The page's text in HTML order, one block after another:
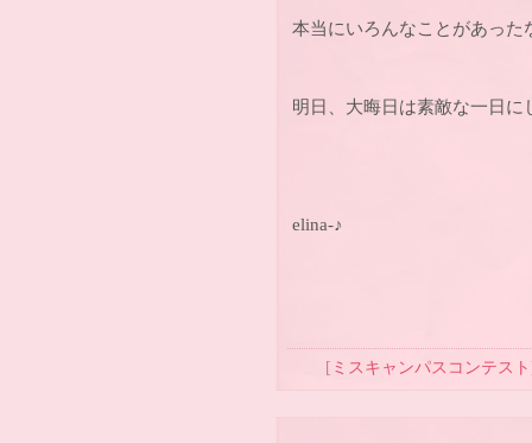
本当にいろんなことがあった
明日、大晦日は素敵な一日に
elina-♪
[ ミスキャンパスコンテスト